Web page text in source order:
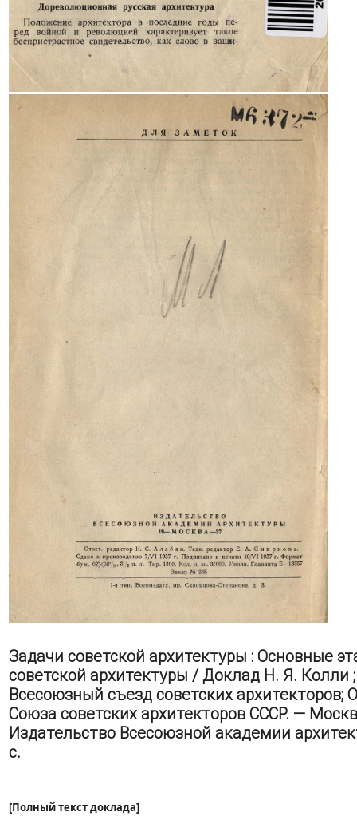
Задачи советской архитектуры : Основные
советской архитектуры / Доклад Н. Я. Колли
Всесоюзный съезд советских архитекторов;
Союза советских архитекторов СССР. —
Издательство Всесоюзной академии
с.
[Полный текст доклада]